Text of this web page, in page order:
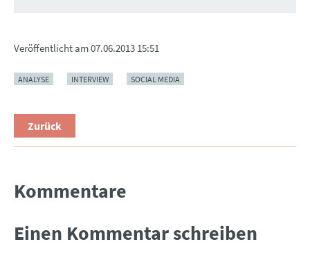
Veröffentlicht am07.06.2013 15:51
ANALYSE INTERVIEW SOCIAL MEDIA
Zurück
Kommentare
Einen Kommentar schreiben